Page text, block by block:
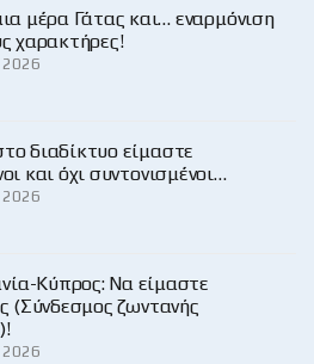
μέρα Γάτας και… εναρμόνιση
χαρακτήρες!
2026
διαδίκτυο είμαστε
και όχι συντονισμένοι…
2026
Κύπρος: Να είμαστε
(Σύνδεσμος ζωντανής
2026